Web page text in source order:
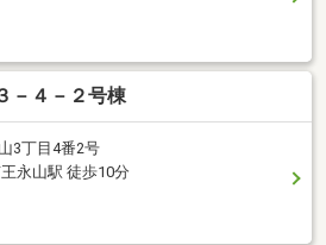
－４－２号棟
3丁目4番2号
永山駅 徒歩10分